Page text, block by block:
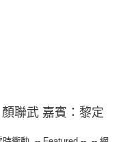
聯武 嘉賓：黎定